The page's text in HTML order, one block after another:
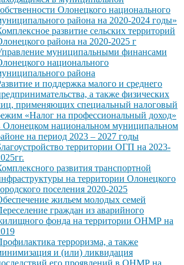
Олонецкого национального
района на 2020-2024 годы»
развитие сельских территорий
района на 2020-2025 г
муниципальными финансами
национального
района
и поддержка малого и среднего
а также физических
применяющих специальный налоговый
«Налог на профессиональный доход»
Олонецком национальном муниципальном
на период 2023 – 2027 годы
территории ОГП на 2023-
развития транспортной
на территории Олонецкого
поселения 2020-2025
жильем молодых семей
граждан из аварийного
фонда на территории ОНМР на
терроризма, а также
и (или) ликвидация
его проявлений в ОНМР на